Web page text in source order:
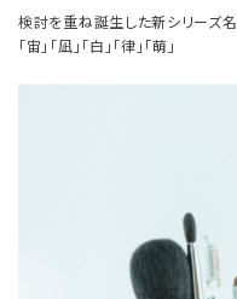
検討を重ね誕生した新シリーズ名
「宙」「凪」「白」「律」「萌」